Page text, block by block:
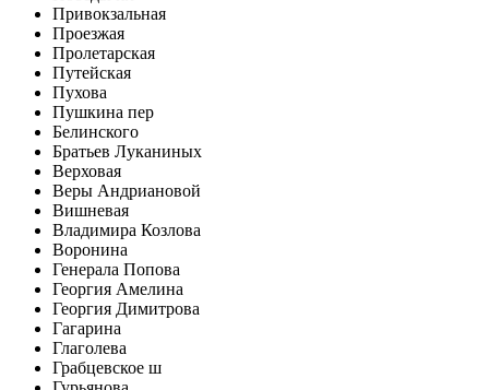
Привокзальная
Проезжая
Пролетарская
Путейская
Пухова
Пушкина пер
Белинского
Братьев Луканиных
Верховая
Веры Андриановой
Вишневая
Владимира Козлова
Воронина
Генерала Попова
Георгия Амелина
Георгия Димитрова
Гагарина
Глаголева
Грабцевское ш